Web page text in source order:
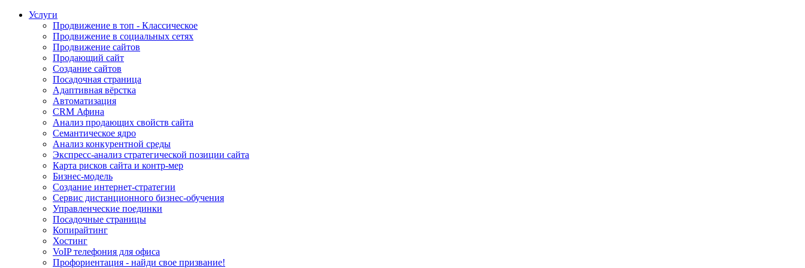
Услуги
Продвижение в топ - Классическое
Продвижение в социальных сетях
Продвижение сайтов
Продающий сайт
Создание сайтов
Посадочная страница
Адаптивная вёрстка
Автоматизация
CRM Афина
Анализ продающих свойств сайта
Семантическое ядро
Анализ конкурентной среды
Экспресс-анализ стратегической позиции сайта
Карта рисков сайта и контр-мер
Бизнес-модель
Создание интернет-стратегии
Сервис дистанционного бизнес-обучения
Управленческие поединки
Посадочные страницы
Копирайтинг
Хостинг
VoIP телефония для офиса
Профориентация - найди свое призвание!